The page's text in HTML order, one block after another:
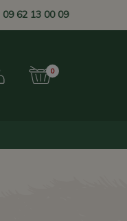
09 62 13 00 09
0